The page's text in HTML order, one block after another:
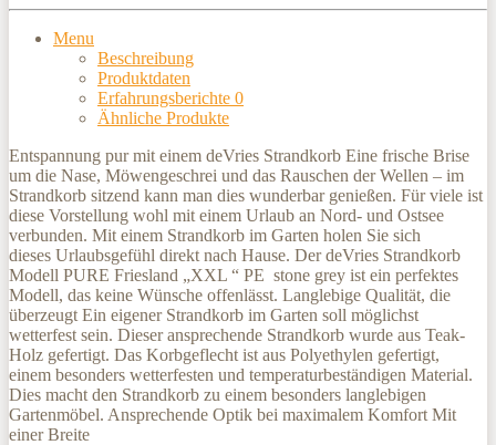
Menu
Beschreibung
Produktdaten
Erfahrungsberichte 0
Ähnliche Produkte
Entspannung pur mit einem deVries Strandkorb Eine frische Brise
um die Nase, Möwengeschrei und das Rauschen der Wellen – im
Strandkorb sitzend kann man dies wunderbar genießen. Für viele ist
diese Vorstellung wohl mit einem Urlaub an Nord- und Ostsee
verbunden. Mit einem Strandkorb im Garten holen Sie sich
dieses Urlaubsgefühl direkt nach Hause. Der deVries Strandkorb
Modell PURE Friesland „XXL “ PE stone grey ist ein perfektes
Modell, das keine Wünsche offenlässt. Langlebige Qualität, die
überzeugt Ein eigener Strandkorb im Garten soll möglichst
wetterfest sein. Dieser ansprechende Strandkorb wurde aus Teak-
Holz gefertigt. Das Korbgeflecht ist aus Polyethylen gefertigt,
einem besonders wetterfesten und temperaturbeständigen Material.
Dies macht den Strandkorb zu einem besonders langlebigen
Gartenmöbel. Ansprechende Optik bei maximalem Komfort Mit
einer Breite